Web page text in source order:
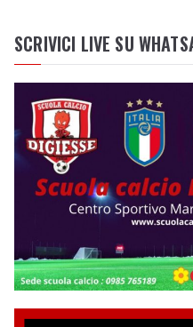
SCRIVICI LIVE SU